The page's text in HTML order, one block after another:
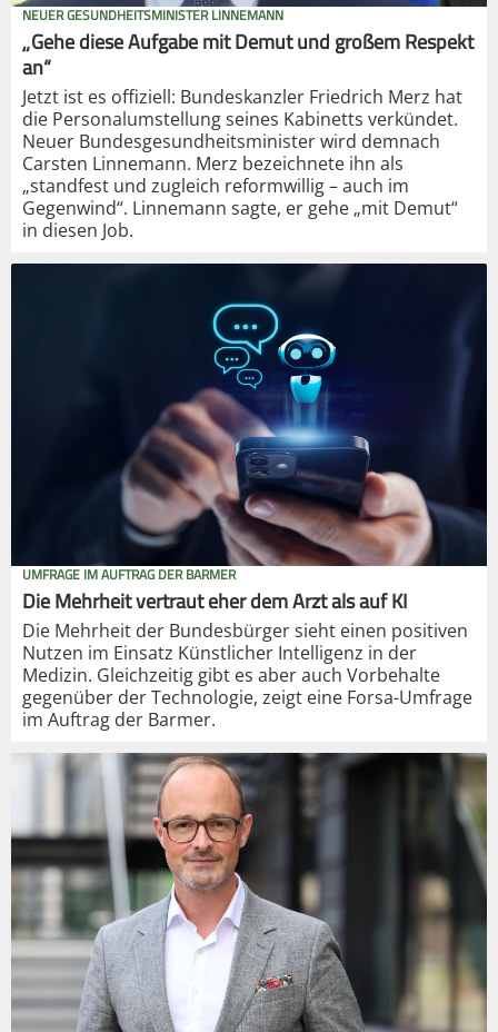
NEUER GESUNDHEITSMINISTER LINNEMANN
„Gehe diese Aufgabe mit Demut und großem Respekt
an“
Jetzt ist es offiziell: Bundeskanzler Friedrich Merz hat
die Personalumstellung seines Kabinetts verkündet.
Neuer Bundesgesundheitsminister wird demnach
Carsten Linnemann. Merz bezeichnete ihn als
„standfest und zugleich reformwillig – auch im
Gegenwind“. Linnemann sagte, er gehe „mit Demut“
in diesen Job.
UMFRAGE IM AUFTRAG DER BARMER
Die Mehrheit vertraut eher dem Arzt als auf KI
Die Mehrheit der Bundesbürger sieht einen positiven
Nutzen im Einsatz Künstlicher Intelligenz in der
Medizin. Gleichzeitig gibt es aber auch Vorbehalte
gegenüber der Technologie, zeigt eine Forsa-Umfrage
im Auftrag der Barmer.